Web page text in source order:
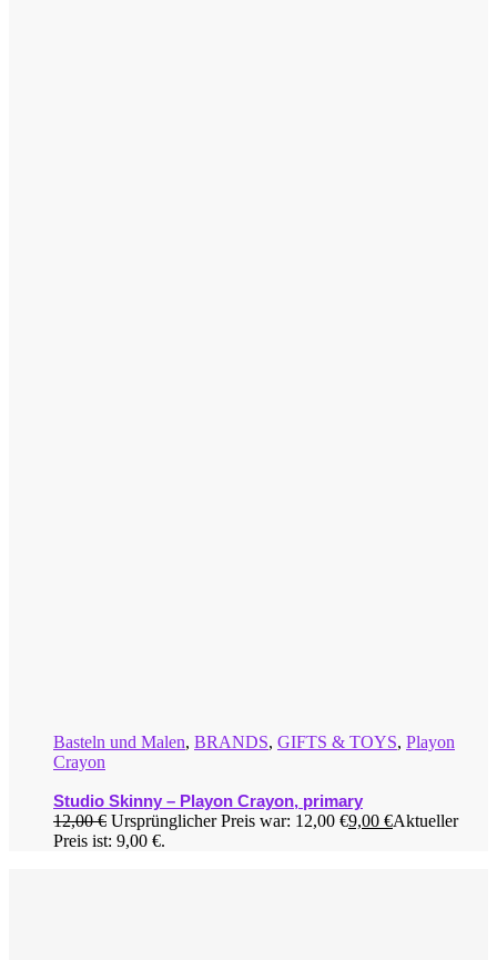
Basteln und Malen, BRANDS, GIFTS & TOYS, Playon
Crayon
Studio Skinny – Playon Crayon, primary
12,00€ Ursprünglicher Preis war: 12,00 €9,00 €Aktueller
Preis ist: 9,00 €.